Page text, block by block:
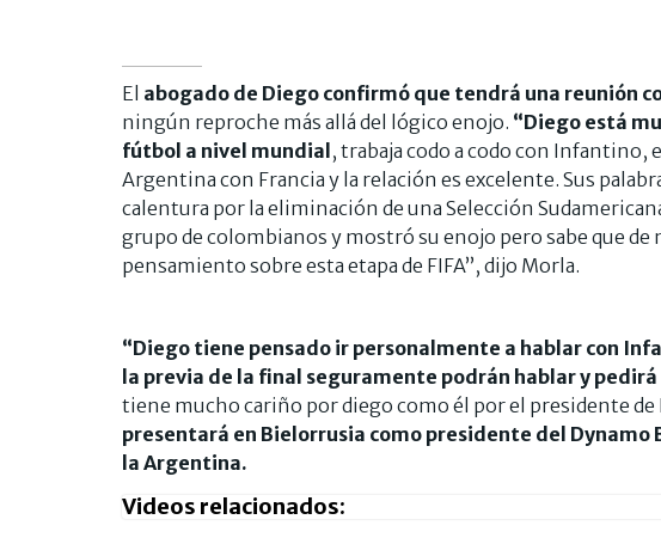
El abogado de Diego confirmó que tendrá una reunión
ningún reproche más allá del lógico enojo. “Diego está
fútbol a nivel mundial, trabaja codo a codo con
Argentina con Francia y la relación es excelente. Sus
calentura por la eliminación de una Selección
grupo de colombianos y mostró su enojo pero sabe que
pensamiento sobre esta etapa de FIFA”, dijo Morla.
“Diego tiene pensado ir personalmente a hablar con
la previa de la final seguramente podrán hablar y pedirá
tiene mucho cariño por diego como él por el presidente de
presentará en Bielorrusia como presidente del Dynamo
la Argentina.
Videos relacionados: